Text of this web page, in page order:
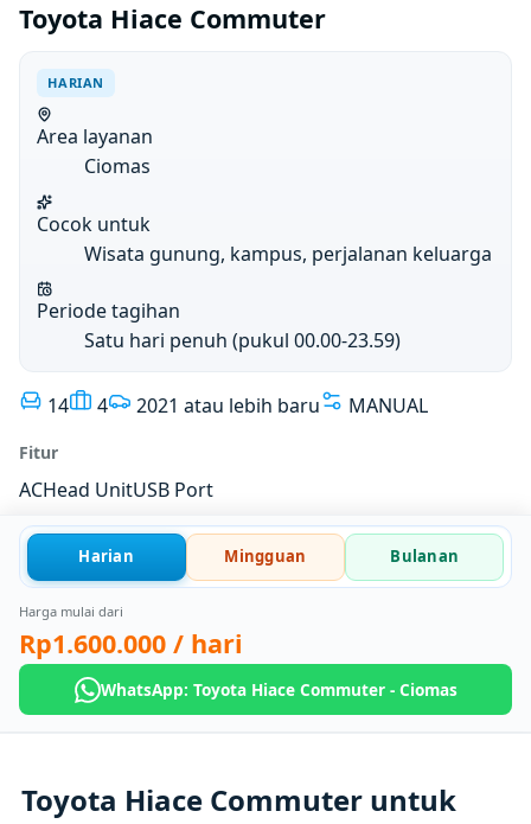
Toyota Hiace Commuter
HARIAN
Area layanan
Ciomas
Cocok untuk
Wisata gunung, kampus, perjalanan keluarga
Periode tagihan
Satu hari penuh (pukul 00.00-23.59)
14 4 2021 atau lebih baru MANUAL
Fitur
ACHead UnitUSB Port
Harian Mingguan Bulanan
Harga mulai dari
Rp1.600.000 / hari
WhatsApp: Toyota Hiace Commuter - Ciomas
Toyota Hiace Commuter untuk